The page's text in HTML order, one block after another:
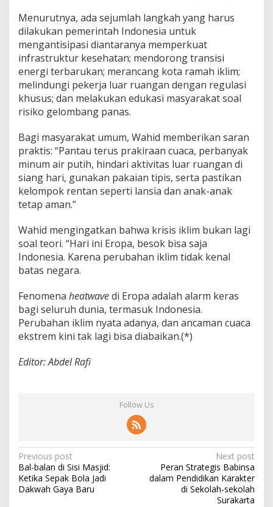
Menurutnya, ada sejumlah langkah yang harus
dilakukan pemerintah Indonesia untuk
mengantisipasi diantaranya memperkuat
infrastruktur kesehatan; mendorong transisi
energi terbarukan; merancang kota ramah iklim;
melindungi pekerja luar ruangan dengan regulasi
khusus; dan melakukan edukasi masyarakat soal
risiko gelombang panas.
Bagi masyarakat umum, Wahid memberikan saran
praktis: “Pantau terus prakiraan cuaca, perbanyak
minum air putih, hindari aktivitas luar ruangan di
siang hari, gunakan pakaian tipis, serta pastikan
kelompok rentan seperti lansia dan anak-anak
tetap aman.”
Wahid mengingatkan bahwa krisis iklim bukan lagi
soal teori. “Hari ini Eropa, besok bisa saja
Indonesia. Karena perubahan iklim tidak kenal
batas negara.
Fenomena heatwavedi Eropa adalah alarm keras
bagi seluruh dunia, termasuk Indonesia.
Perubahan iklim nyata adanya, dan ancaman cuaca
ekstrem kini tak lagi bisa diabaikan.(*)
Editor: Abdel Rafi
Follow Us
P
o
s
Previous post
Bal-balan di Sisi Masjid:
Ketika Sepak Bola Jadi
Dakwah Gaya Baru
Next post
Peran Strategis Babinsa
dalam Pendidikan Karakter
di Sekolah-sekolah
Surakarta